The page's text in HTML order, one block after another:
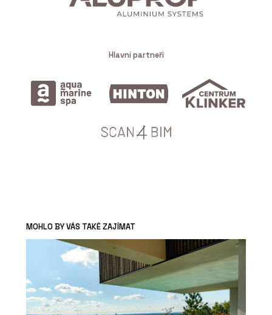
Hlavní partneři
MOHLO BY VÁS TAKÉ ZAJÍMAT